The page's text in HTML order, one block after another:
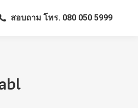
สอบถาม โทร. 080 050 5999
สอบถาม โทร. 080 050 5999